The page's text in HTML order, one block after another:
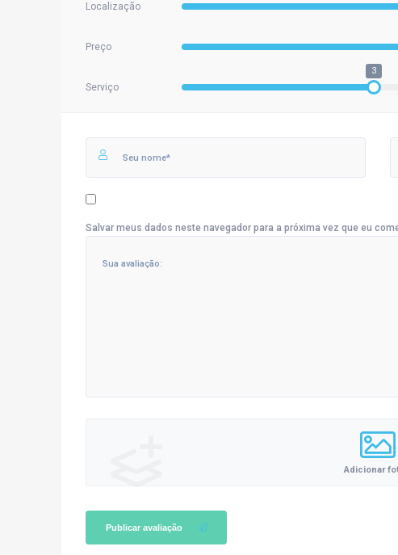
Localização
Preço
Serviço
3
Salvar meus dados neste navegador para a próxima vez que eu
Adicionar
Publicar avaliação